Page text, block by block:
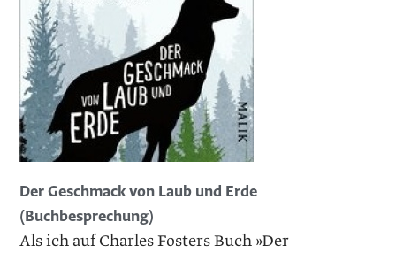
Der Geschmack von Laub und Erde
(Buchbesprechung)
Als ich auf Charles Fosters Buch »Der